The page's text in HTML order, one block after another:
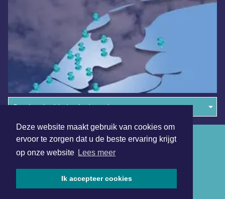
Deze website maakt gebruik van cookies om
ervoor te zorgen dat u de beste ervaring krijgt
op onze website Lees meer
Ik accepteer cookies
Overige dagbladen in de regio
Algemene voorwaarden
Disclaimer